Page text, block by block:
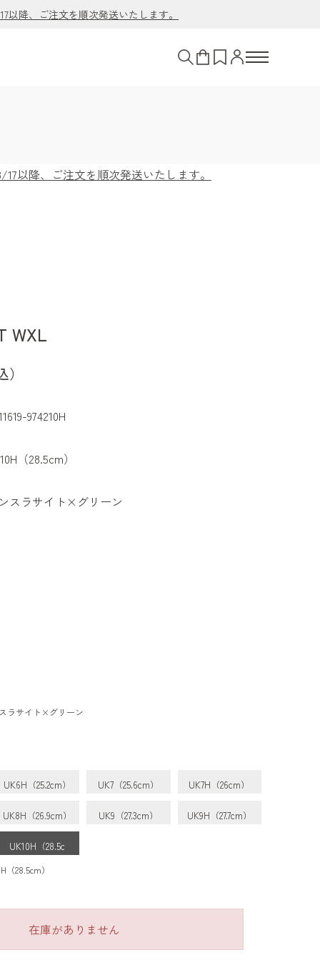
降、ご注文を順次発送いたします。
以降、ご注文を順次発送いたします。
WXL
）
974210H
（28.5cm）
スラサイト×グリーン
ラサイト×グリーン
UK6H（25.2cm） UK7（25.6cm） UK7H（26cm）
UK8H（26.9cm） UK9（27.3cm） UK9H（27.7cm）
UK10H（28.5c
28.5cm）
在庫がありません